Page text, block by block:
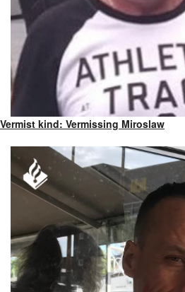
Vermist kind: Vermissing Miroslaw